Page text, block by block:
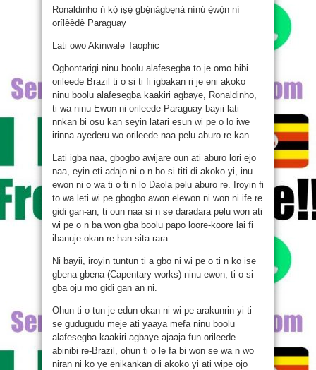
Kó̩
Is̩é̩
Gbé̩nàgbe̩nà
Ní
Paraguay
Ronaldinho ń kó̩ is̩é̩ gbé̩nàgbe̩nà nínú è̩wò̩n ní
orílèèdè Paraguay
Lati owo Akinwale Taophic
Ogbontarigi ninu boolu alafesegba to je omo bibi
orileede Brazil ti o si ti fi igbakan ri je eni akoko
ninu boolu alafesegba kaakiri agbaye, Ronaldinho,
ti wa ninu Ewon ni orileede Paraguay bayii lati
nnkan bi osu kan seyin latari esun wi pe o lo iwe
irinna ayederu wo orileede naa pelu aburo re kan.
Lati igba naa, gbogbo awijare oun ati aburo lori ejo
naa, eyin eti adajo ni o n bo si titi di akoko yi, inu
ewon ni o wa ti o ti n lo Daola pelu aburo re. Iroyin fi
to wa leti wi pe gbogbo awon elewon ni won ni ife re
gidi gan-an, ti oun naa si n se daradara pelu won ati
wi pe o n ba won gba boolu papo loore-koore lai fi
ibanuje okan re han sita rara.
Ni bayii, iroyin tuntun ti a gbo ni wi pe o ti n ko ise
gbena-gbena (Capentary works) ninu ewon, ti o si
gba oju mo gidi gan an ni.
Ohun ti o tun je edun okan ni wi pe arakunrin yi ti
se gudugudu meje ati yaaya mefa ninu boolu
alafesegba kaakiri agbaye ajaaja fun orileede
abinibi re-Brazil, ohun ti o le fa bi won se wa n wo
niran ni ko ye enikankan di akoko yi ati wipe ojo